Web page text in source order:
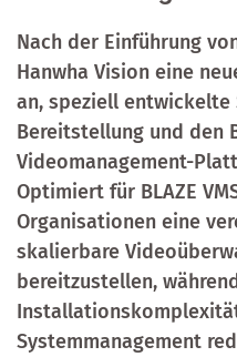
Nach der Einführung
Hanwha Vision eine
an, speziell entwickelte
Bereitstellung und den
Videomanagement-
Optimiert für BLAZE
Organisationen eine
skalierbare
bereitzustellen,
Systemmanagement